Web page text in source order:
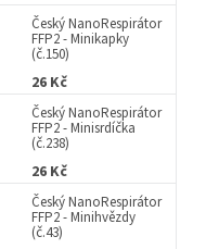
Český NanoRespirátor
FFP2 - Minikapky
(č.150)
26 Kč
Český NanoRespirátor
FFP2 - Minisrdíčka
(č.238)
26 Kč
Český NanoRespirátor
FFP2 - Minihvězdy
(č.43)